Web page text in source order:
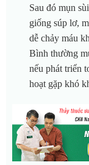
Sau đó mụn
giống súp lơ,
dễ chảy máu
Bình thường
nếu phát triển
hoạt gặp khó